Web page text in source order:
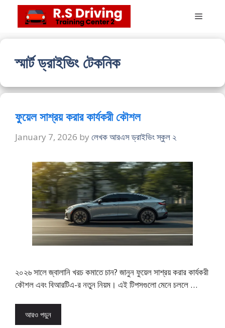
content
Menu
স্মার্ট ড্রাইভিং টেকনিক
ফুয়েল সাশ্রয় করার কার্যকরী কৌশল
January 7, 2026 by লেখক আরএস ড্রাইভিং স্কুল ২
২০২৬ সালে জ্বালানি খরচ কমাতে চান? জানুন ফুয়েল সাশ্রয় করার কার্যকরী
কৌশল এবং বিআরটিএ-র নতুন নিয়ম। এই টিপসগুলো মেনে চললে …
আরও পড়ুন